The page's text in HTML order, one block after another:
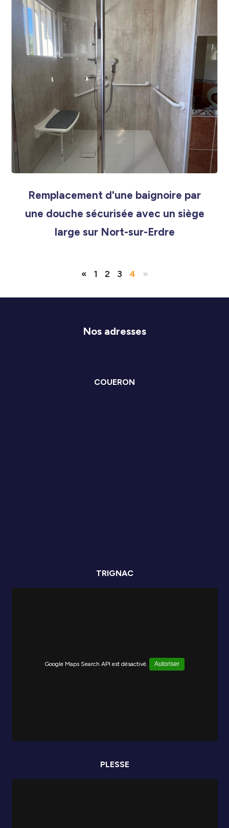
Remplacement d'une baignoire par
une douche sécurisée avec un siège
large sur Nort-sur-Erdre
« 1 2 3 4 »
Nos adresses
COUERON
TRIGNAC
Google Maps Search API est désactivé. Autoriser
PLESSE